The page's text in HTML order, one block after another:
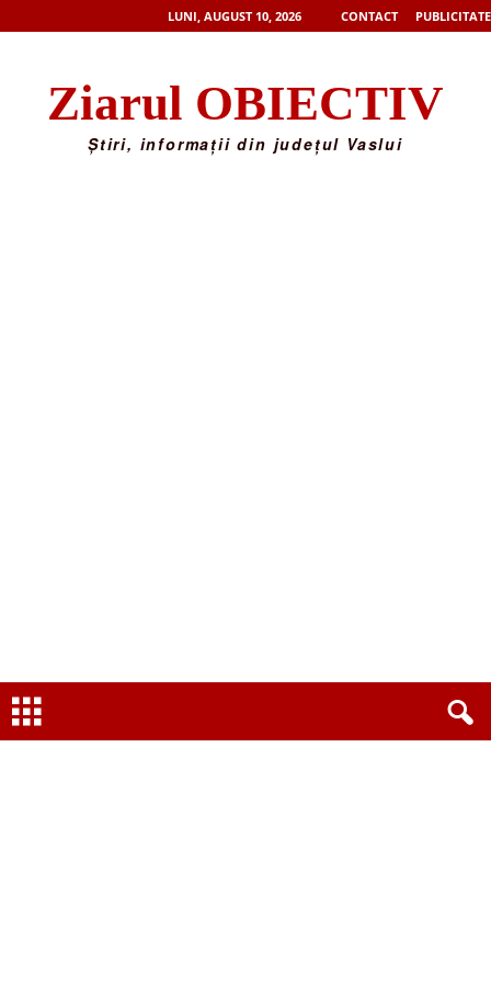
LUNI, AUGUST 10, 2026 CONTACT PUBLICITATE
Ziarul OBIECTIV
Știri, informații din județul Vaslui